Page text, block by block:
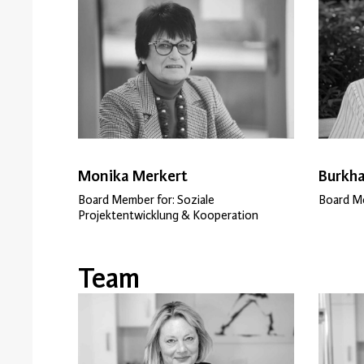
Monika Merkert
Board Member for: Soziale
Projektentwicklung & Kooperation
Board
Team